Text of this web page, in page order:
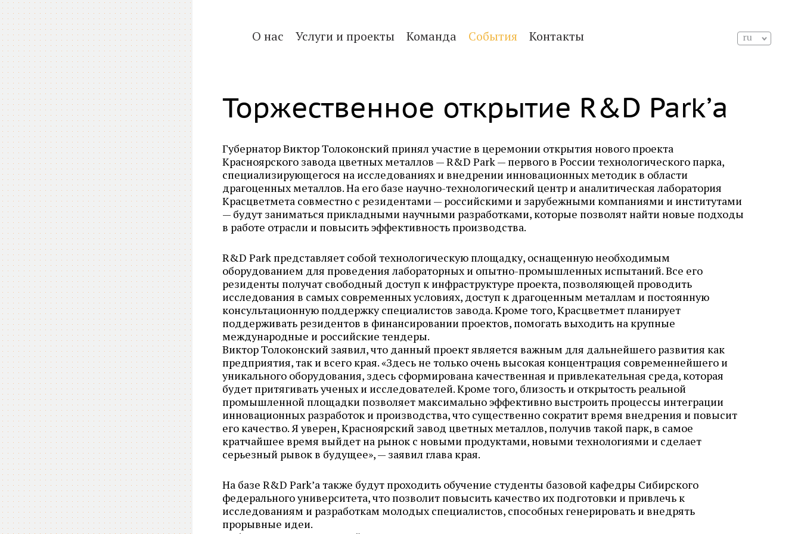
О нас Услуги и проекты Команда События Контакты ru
Торжественное открытие R&D Park’а
Губернатор Виктор Толоконский принял участие в церемонии открытия нового проекта
Красноярского завода цветных металлов — R&D Park — первого в России технологического парка,
специализирующегося на исследованиях и внедрении инновационных методик в области
драгоценных металлов. На его базе научно-технологическийцентр и аналитическая лаборатория
Красцветмета совместно с резидентами — российскими и зарубежными компаниями и институтами
— будут заниматься прикладными научными разработками, которые позволят найти новые подходы
в работе отрасли и повысить эффективность производства.
R&D Park представляет собой технологическую площадку, оснащенную необходимым
оборудованием для проведения лабораторных и опытно-промышленныхиспытаний. Все его
резиденты получат свободный доступ к инфраструктуре проекта, позволяющей проводить
исследования в самых современных условиях, доступ к драгоценным металлам и постоянную
консультационную поддержку специалистов завода. Кроме того, Красцветмет планирует
поддерживать резидентов в финансировании проектов, помогать выходить на крупные
международные и российские тендеры.
Виктор Толоконский заявил, что данный проект является важным для дальнейшего развития как
предприятия, так и всего края. «Здесь не только очень высокая концентрация современнейшего и
уникального оборудования, здесь сформирована качественная и привлекательная среда, которая
будет притягивать ученых и исследователей. Кроме того, близость и открытость реальной
промышленной площадки позволяет максимально эффективно выстроить процессы интеграции
инновационных разработок и производства, что существенно сократит время внедрения и повысит
его качество. Я уверен, Красноярский завод цветных металлов, получив такой парк, в самое
кратчайшее время выйдет на рынок с новыми продуктами, новыми технологиями и сделает
серьезный рывок в будущее», — заявил глава края.
На базе R&D Park’а также будут проходить обучение студенты базовой кафедры Сибирского
федерального университета, что позволит повысить качество их подготовки и привлечь к
исследованиям и разработкам молодых специалистов, способных генерировать и внедрять
прорывные идеи.